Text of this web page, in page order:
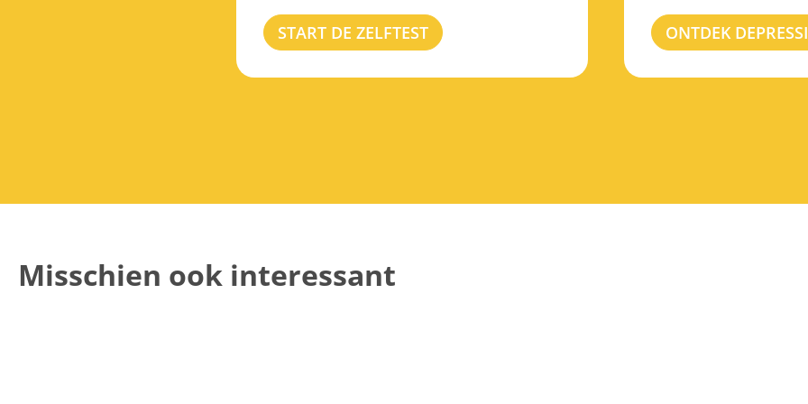
START DE ZELFTEST ONTDEK
Misschien ook interessant